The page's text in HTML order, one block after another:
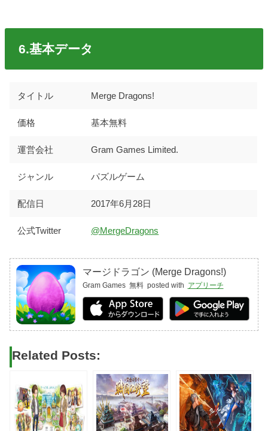
6.基本データ
タイトル Merge Dragons!
価格 基本無料
運営会社 Gram Games Limited.
ジャンル パズルゲーム
配信日 2017年6月28日
公式Twitter @MergeDragons
マージドラゴン (Merge Dragons!)
Gram Games 無料 posted with アプリーチ
Related Posts: